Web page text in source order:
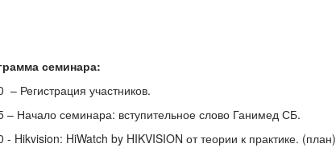
семинара:
– Регистрация участников.
– Начало семинара: вступительное слово Ганимед СБ.
- Hikvision: HiWatch by HIKVISION от теории к практике. (план)